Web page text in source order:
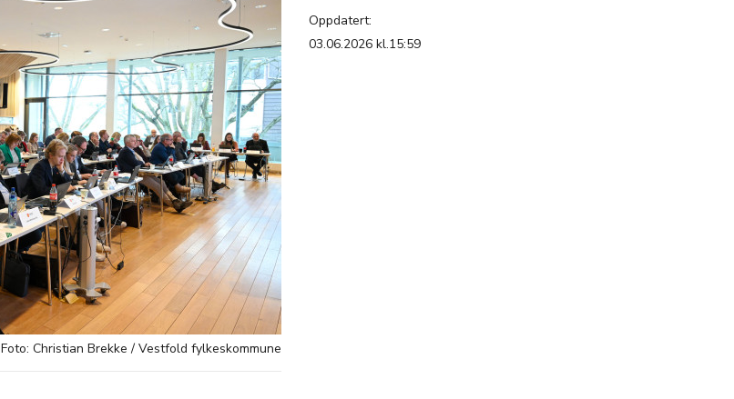
Foto: Christian Brekke / Vestfold fylkeskommune
Oppdatert:
03.06.2026 kl.15:59